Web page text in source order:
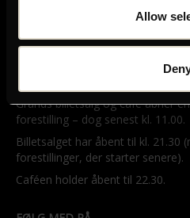
Allow
Telefon: 33 15 16 11
Tog, bus og bil
ÅBNINGSTIDER
Grands billetsalg og café åbner
forestilling – dog senest kl. 11.00.
Billetsalget har åbent til kl. 21.30
forestillinger, der starter senere).
Caféen holder åbent til 22.30.